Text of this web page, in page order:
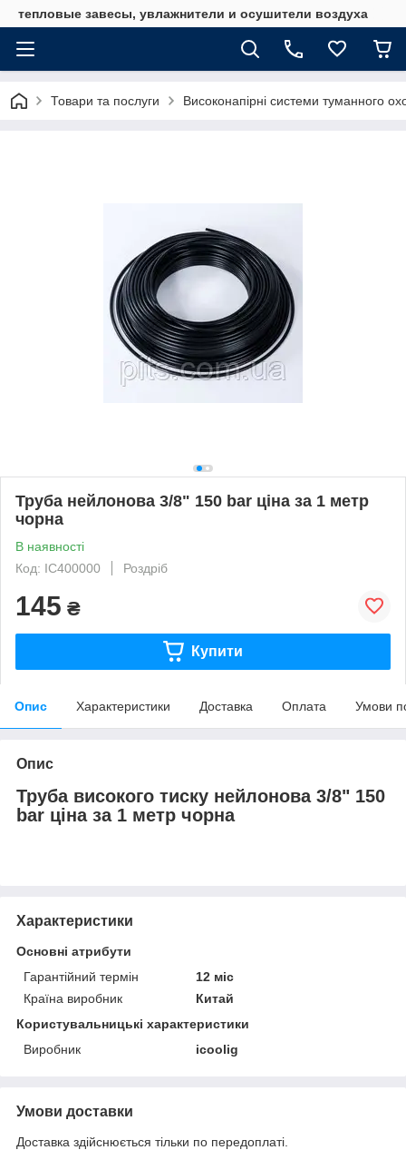
тепловые завесы, увлажнители и осушители воздуха
Товари та послуги Високонапірні системи туманного
Труба нейлонова 3/8" 150 bar ціна за 1 метр
чорна
В наявності
Код: IC400000
Роздріб
145 ₴
Купити
Опис Характеристики Доставка Оплата Умови
Опис
Труба високого тиску нейлонова 3/8" 150
bar ціна за 1 метр чорна
Характеристики
Основні атрибути
Гарантійний термін
12 міс
Країна виробник
Китай
Користувальницькі характеристики
Виробник
icoolig
Умови доставки
Доставка здійснюється тільки по передоплаті.